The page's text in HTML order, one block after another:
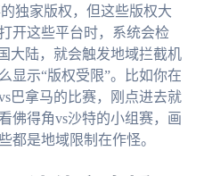
独家版权，但这些版权大
开这些平台时，系统会检
大陆，就会触发地域拦截机
显示“版权受限”。比如你在
巴拿马的比赛，刚点进去就
佛得角vs沙特的小组赛，画
是地域限制在作怪。